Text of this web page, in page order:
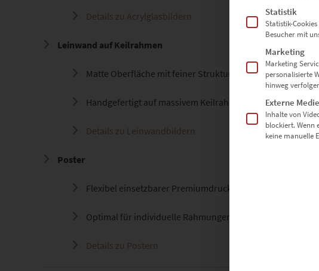
Details zu Acrylglasbildern
Leinwand auf Keilrahmen
Matte Oberfläche mit feiner Struktur – bringt den
Handgefertigt auf massivem Keilrahmen
Details zu Leinwandbildern
Poster
Flexibel einsetzbarer Premiumdruck auf seidenmattem
Optimal für individuelle Rahmungen oder kreative
Details zu Postern
Statistik
Statistik-
Besucher mit
Marketing
Marketing
personalisierte
hinweg
Externe
Inhalte von
blockiert. Wenn
keine manuelle